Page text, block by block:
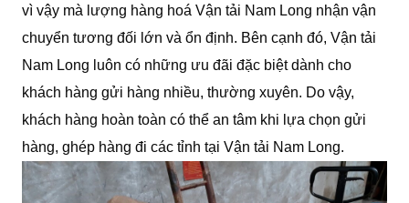
vì vậy mà lượng hàng hoá Vận tải Nam Long nhận vận
chuyển tương đối lớn và ổn định. Bên cạnh đó, Vận tải
Nam Long luôn có những ưu đãi đặc biệt dành cho
khách hàng gửi hàng nhiều, thường xuyên. Do vậy,
khách hàng hoàn toàn có thể an tâm khi lựa chọn gửi
hàng, ghép hàng đi các tỉnh tại Vận tải Nam Long.